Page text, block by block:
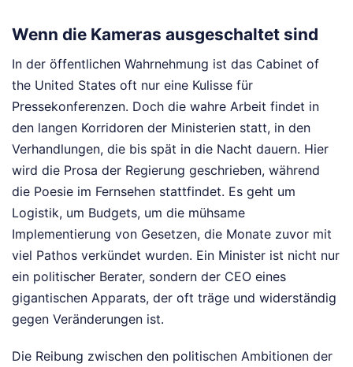
Wenn die Kameras ausgeschaltet sind
In der öffentlichen Wahrnehmung ist das Cabinet of
the United States oft nur eine Kulisse für
Pressekonferenzen. Doch die wahre Arbeit findet in
den langen Korridoren der Ministerien statt, in den
Verhandlungen, die bis spät in die Nacht dauern. Hier
wird die Prosa der Regierung geschrieben, während
die Poesie im Fernsehen stattfindet. Es geht um
Logistik, um Budgets, um die mühsame
Implementierung von Gesetzen, die Monate zuvor mit
viel Pathos verkündet wurden. Ein Minister ist nicht nur
ein politischer Berater, sondern der CEO eines
gigantischen Apparats, der oft träge und widerständig
gegen Veränderungen ist.
Die Reibung zwischen den politischen Ambitionen der